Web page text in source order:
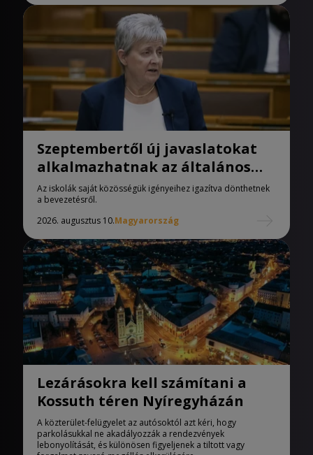
Szeptembertől új javaslatokat
alkalmazhatnak az általános
iskolák
Az iskolák saját közösségük igényeihez igazítva dönthetnek
a bevezetésről.
2026. augusztus 10.Magyarország
Lezárásokra kell számítani a
Kossuth téren Nyíregyházán
A közterület-felügyelet az autósoktól azt kéri, hogy
parkolásukkal ne akadályozzák a rendezvények
lebonyolítását, és különösen figyeljenek a tiltott vagy